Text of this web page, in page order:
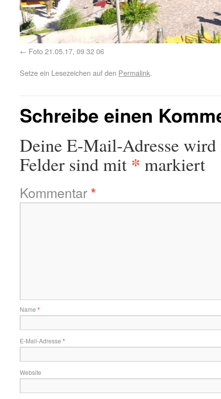
Foto 21.05.17, 09 32 06
Setze ein Lesezeichen auf den Permalink.
Schreibe einen
Deine E-Mail-Adresse
Felder sind mit * markiert
Kommentar*
Name *
E-Mail-Adresse *
Website